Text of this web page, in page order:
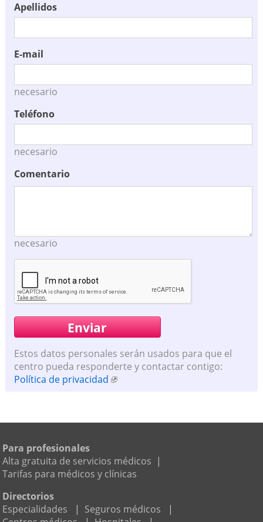
Apellidos
E-mail
necesario
Teléfono
necesario
Comentario
necesario
Estos datos personales serán usados para que el
centro pueda responderte y contactar contigo:
Política de privacidad
Para profesionales
Alta gratuita de servicios médicos |
Tarifas para médicos y clínicas
Directorios
Especialidades
| Seguros médicos
|